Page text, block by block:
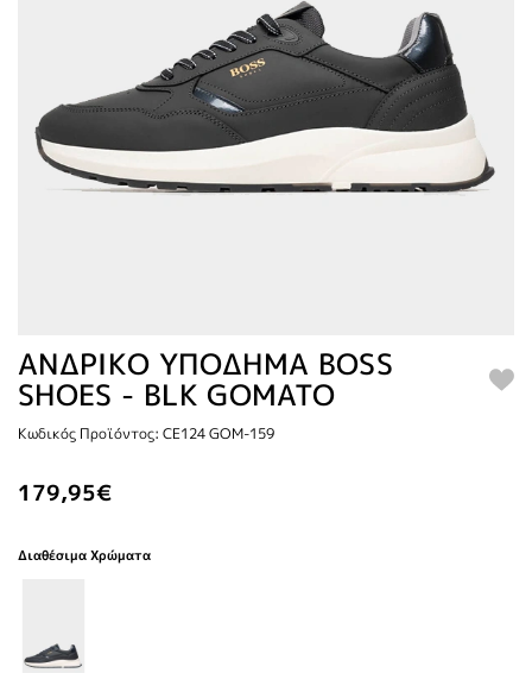
ΑΝΔΡΙΚΟ ΥΠΟΔΗΜΑ BOSS
SHOES - BLK GOMATO
Κωδικός Προϊόντος: CE124 GOM-159
179,95€
Διαθέσιμα Χρώματα